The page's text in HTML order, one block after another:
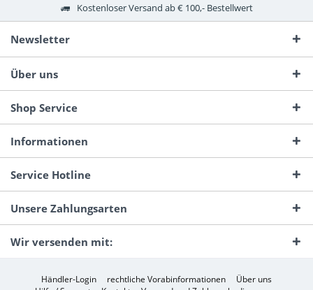
Kostenloser Versand ab € 100,- Bestellwert
Newsletter
Über uns
Shop Service
Informationen
Service Hotline
Unsere Zahlungsarten
Wir versenden mit:
Händler-Login rechtliche Vorabinformationen
Über uns